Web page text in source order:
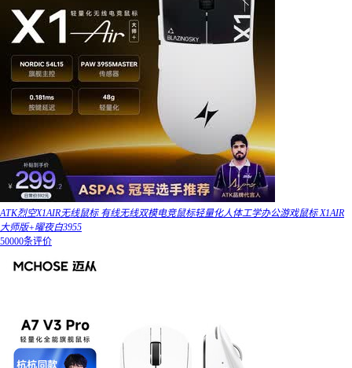
ATK烈空X1AIR无线鼠标 有线无线双模电竞鼠标轻量化人体工学办公游戏鼠标 X1AIR
大师版+曜夜白3955
50000条评价